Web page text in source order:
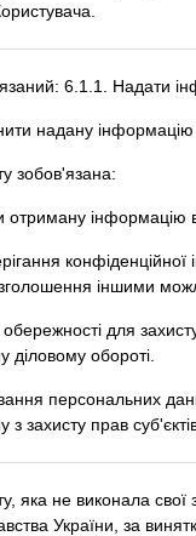
6.1.1. Надати
надану інформацію
зобов'язана:
інформацію
іншими
для
діловому обороті.
персональних
з захисту прав
яка не виконала
України, за